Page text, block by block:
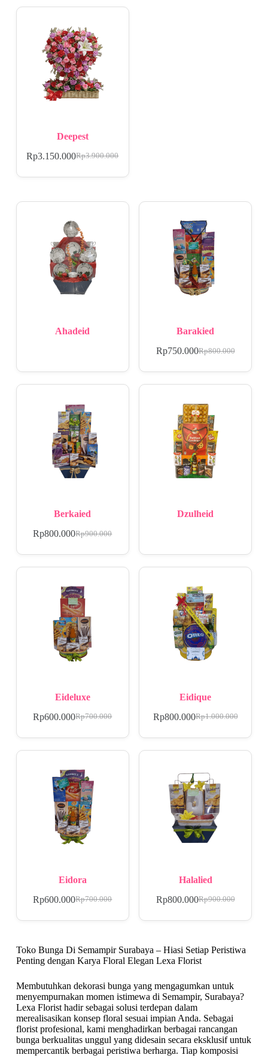
Deepest
Rp3.900.000
Rp3.150.000
Ahadeid Barakied
Rp800.000
Rp750.000
Berkaied
Rp900.000
Rp800.000
Dzulheid
Eideluxe
Rp700.000
Rp600.000
Eidique
Rp1.000.000
Rp800.000
Eidora
Rp700.000
Rp600.000
Halalied
Rp900.000
Rp800.000
Toko Bunga Di Semampir Surabaya – Hiasi Setiap Peristiwa
Penting dengan Karya Floral Elegan Lexa Florist
Membutuhkan dekorasi bunga yang mengagumkan untuk
menyempurnakan momen istimewa di Semampir, Surabaya?
Lexa Florist hadir sebagai solusi terdepan dalam
merealisasikan konsep floral sesuai impian Anda. Sebagai
florist profesional, kami menghadirkan berbagai rancangan
bunga berkualitas unggul yang didesain secara eksklusif untuk
mempercantik berbagai peristiwa berharga. Tiap komposisi